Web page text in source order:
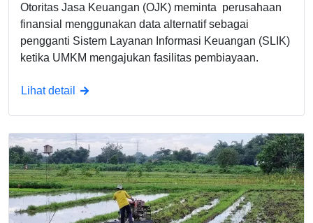
Otoritas Jasa Keuangan (OJK) meminta perusahaan
finansial menggunakan data alternatif sebagai
pengganti Sistem Layanan Informasi Keuangan (SLIK)
ketika UMKM mengajukan fasilitas pembiayaan.
Lihat detail